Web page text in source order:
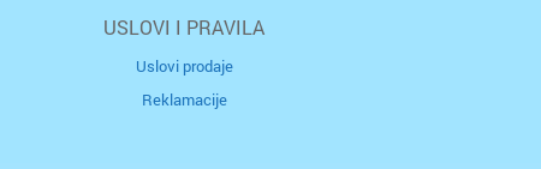
USLOVI I PRAVILA
Uslovi prodaje
Reklamacije